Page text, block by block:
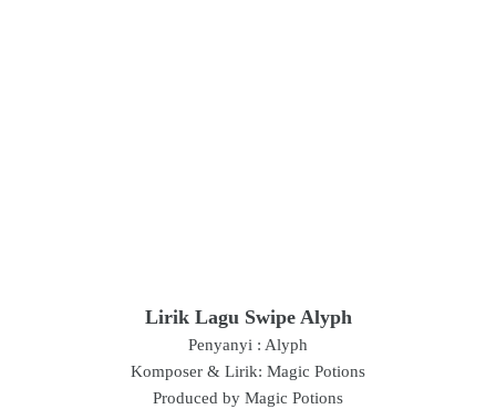
Lirik Lagu Swipe Alyph
Penyanyi : Alyph
Komposer & Lirik: Magic Potions
Produced by Magic Potions